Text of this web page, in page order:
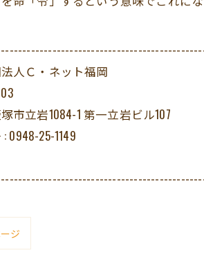
人Ｃ・ネット福岡
市立岩1084-1 第一立岩ビル107
0948-25-1149
ジ